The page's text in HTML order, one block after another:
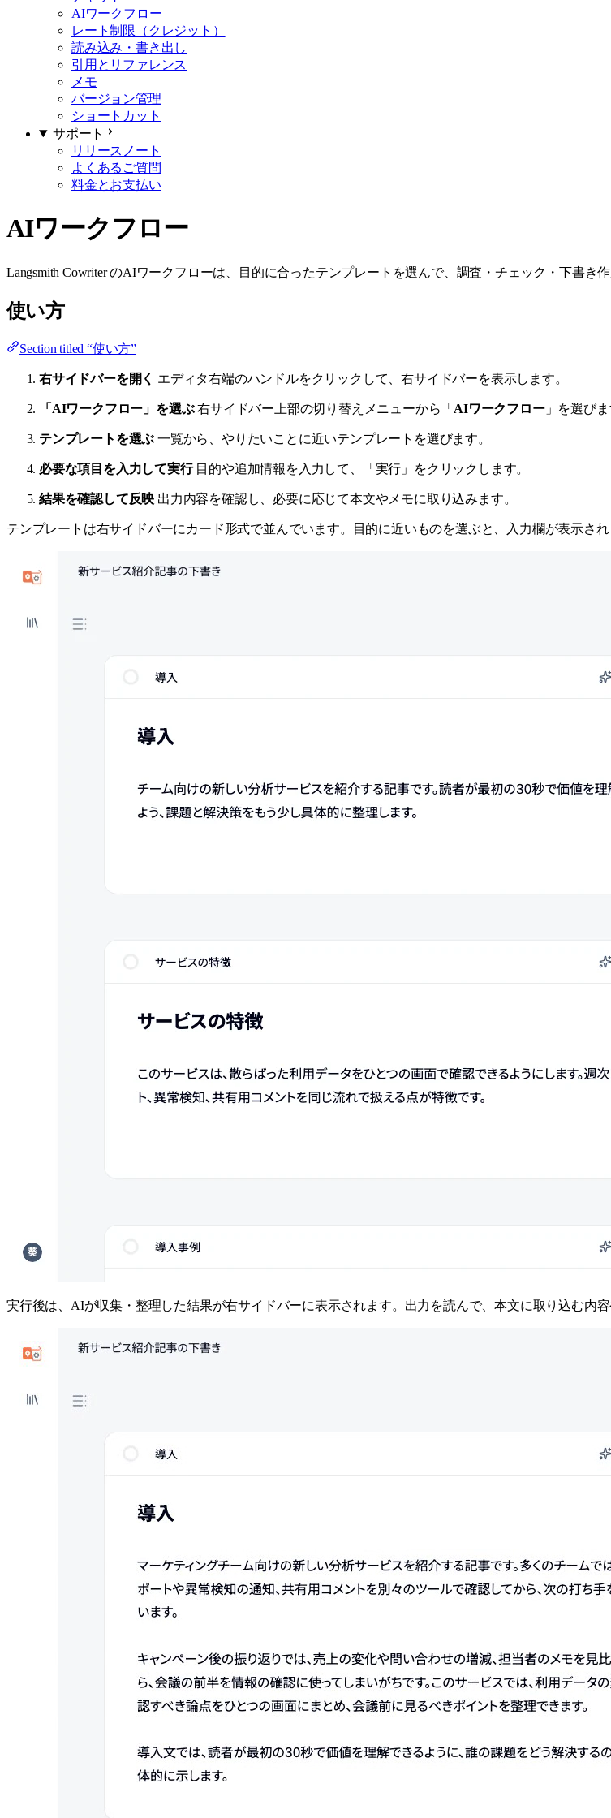
AIワークフロー
レート制限（クレジット）
読み込み・書き出し
引用とリファレンス
メモ
バージョン管理
ショートカット
サポート
リリースノート
よくあるご質問
料金とお支払い
AIワークフロー
Langsmith Cowriter のAIワークフローは、目的に合ったテンプレートを選んで、調査・チェック・下書き
使い方
Section titled “使い方”
右サイドバーを開く エディタ右端のハンドルをクリックして、右サイドバーを表示します。
「AIワークフロー」を選ぶ右サイドバー上部の切り替えメニューから「 AIワークフロー」を選びま
テンプレートを選ぶ 一覧から、やりたいことに近いテンプレートを選びます。
必要な項目を入力して実行目的や追加情報を入力して、「実行」をクリックします。
結果を確認して反映 出力内容を確認し、必要に応じて本文やメモに取り込みます。
テンプレートは右サイドバーにカード形式で並んでいます。目的に近いものを選ぶと、入力欄が表示され
実行後は、AIが収集・整理した結果が右サイドバーに表示されます。出力を読んで、本文に取り込む内